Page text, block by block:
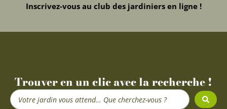
Inscrivez-vous au club des jardiniers en ligne !
Trouver en un clic avec la recherche !
Search
...